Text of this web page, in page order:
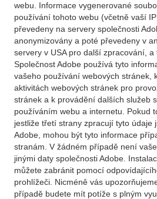
webu. Informace vygenerované
používání tohoto webu (včetně vaší
převedeny na servery společnosti
anonymizovány a poté převedeny v
servery v USA pro další zpracování, a
Společnost Adobe používá tyto
vašeho používání webových stránek,
aktivitách webových stránek pro
stránek a k provádění dalších služeb
používáním webu a internetu. Pokud
jestliže třetí strany zpracují tyto údaje
Adobe, mohou být tyto informace
stranám. V žádném případě není
jinými daty společnosti Adobe.
můžete zabránit pomocí
prohlížeči. Nicméně vás
případě budete mít potíže s plným